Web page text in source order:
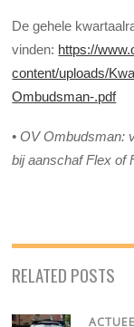
De gehele
vinden: https://
content/uploads/
Ombudsman-.pdf
• OV Ombudsman:
bij aanschaf Flex of
RELATED POSTS